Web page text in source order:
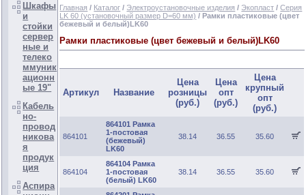
Шкафы
и
стойки
сервер
ные и
телеко
ммуник
ационн
ые 19"
Кабель
но-
провод
никова
я
продук
ция
Аспира
Главная / Каталог / Электроустановочные изделия / Экопласт /Серия
LK 60 (установочный размер D=60 мм) / Рамки пластиковые (цвет
бежевый и белый)LK60
Рамки пластиковые (цвет бежевый и белый)LK60
Артикул Название
Цена
розницы
(руб.)
Цена
опт
(руб.)
Цена
крупный
опт
(руб.)
864101
864101 Рамка
1-постовая
(бежевый)
LK60
38.14 36.55 35.60
864104
864104 Рамка
1-постовая
(белый) LK60
38.14 36.55 35.60